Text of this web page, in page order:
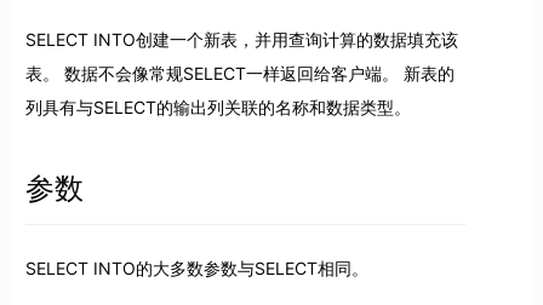
SELECT INTO创建一个新表，并用查询计算的数据填充该
表。 数据不会像常规SELECT一样返回给客户端。 新表的
列具有与SELECT的输出列关联的名称和数据类型。
参数
SELECT INTO的大多数参数与SELECT相同。